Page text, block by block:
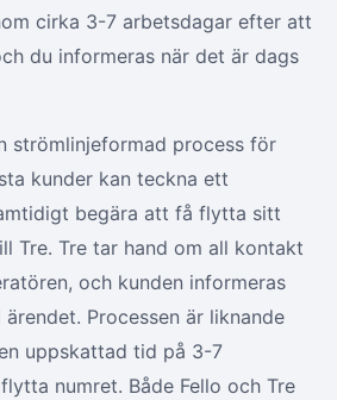
cirka 3-7 arbetsdagar efter att
du informeras när det är dags
strömlinjeformad process för
kunder kan teckna ett
begära att få flytta sitt
Tre. Tre tar hand om all kontakt
och kunden informeras
Processen är liknande
uppskattad tid på 3-7
numret. Både Fello och Tre